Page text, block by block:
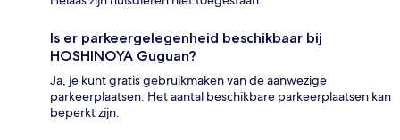
Is er parkeergelegenheid beschikbaar bij
HOSHINOYA Guguan?
Ja, je kunt gratis gebruikmaken van de aanwezige
parkeerplaatsen. Het aantal beschikbare parkeerplaatsen kan
beperkt zijn.